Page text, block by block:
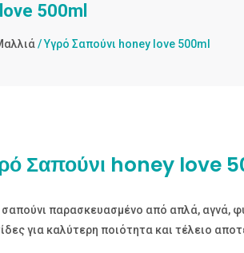
500ml
/ Υγρό Σαπούνι honey love 500ml
Σαπούνι honey love
σαπούνι παρασκευασμένο από απλά, αγνά,
για καλύτερη ποιότητα και τέλειο